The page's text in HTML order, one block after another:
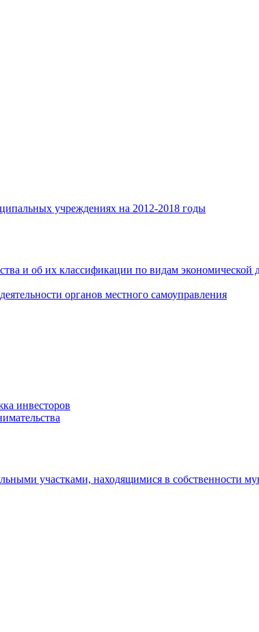
учреждениях на 2012-2018 годы
и об их классификации по видам экономической
органов местного самоуправления
инвесторов
участками, находящимися в собственности